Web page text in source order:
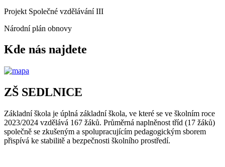
Projekt Společné vzdělávání III
Národní plán obnovy
Kde nás najdete
ZŠ SEDLNICE
Základní škola je úplná základní škola, ve které se ve školním roce
2023/2024 vzdělává 167 žáků. Průměrná naplněnost tříd (17 žáků)
společně se zkušeným a spolupracujícím pedagogickým sborem
přispívá ke stabilitě a bezpečnosti školního prostředí.